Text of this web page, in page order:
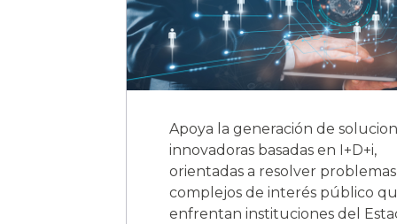
Apoya la generación de
innovadoras basadas en I+D+i,
orientadas a resolver problemas
complejos de interés público
enfrentan instituciones del